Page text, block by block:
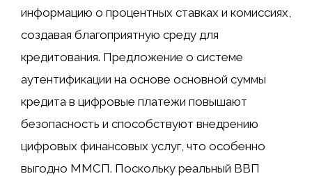
информацию о процентных ставках и комиссиях,
создавая благоприятную среду для
кредитования. Предложение о системе
аутентификации на основе основной суммы
кредита в цифровые платежи повышают
безопасность и способствуют внедрению
цифровых финансовых услуг, что особенно
выгодно ММСП. Поскольку реальный ВВП